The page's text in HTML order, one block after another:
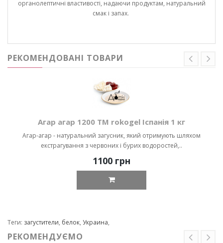
органолептичні властивості, надаючи продуктам, натуральний
смак і запах.
РЕКОМЕНДОВАНІ ТОВАРИ
Агар агар 1200 ТМ rokogel Іспанія 1 кг
Агар-агар - натуральний загусник, який отримують шляхом
екстрагування з червоних і бурих водоростей,..
1100 грн
Теги: загустители, белок, Украина,
РЕКОМЕНДУЄМО